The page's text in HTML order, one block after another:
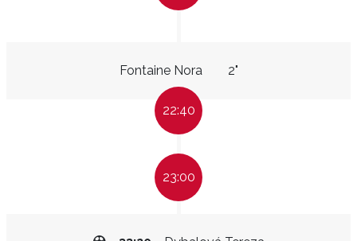
Fontaine Nora 2"
22:40
23:00